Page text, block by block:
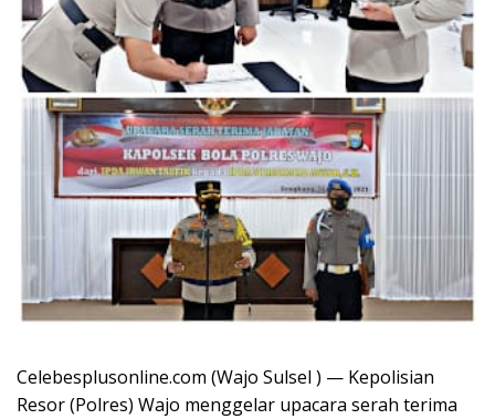
Celebesplusonline.com (Wajo Sulsel ) — Kepolisian
Resor (Polres) Wajo menggelar upacara serah terima